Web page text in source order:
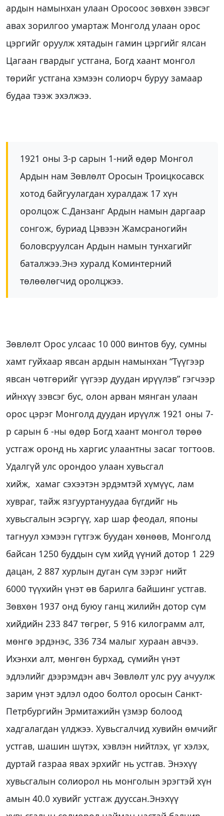
ардын намынхан улаан Оросоос зөвхөн зэвсэг
авах зорилгоо умартаж Монголд улаан орос
цэргийг оруулж хятадын гамин цэргийг ялсан
Цагаан гвардыг устгана, Богд хаант монгол
төрийг устгана хэмээн солиорч буруу замаар
будаа тээж эхэлжээ.
1921 оны 3-р сарын 1-ний өдөр Монгол
Ардын нам Зөвлөлт Оросын Троицкосавск
хотод байгуулагдан хуралдаж 17 хүн
оролцож С.Данзанг Ардын намын даргаар
сонгож, буриад Цэвээн Жамсраногийн
боловсруулсан Ардын намын тунхагийг
баталжээ.Энэ хуралд Коминтерний
төлөөлөгчид оролцжээ.
Зөвлөлт Орос улсаас 10 000 винтов буу, сумны
хамт гуйхаар явсан ардын намынхан “Түүгээр
явсан чөтгөрийг үүгээр дуудан ирүүлэв” гэгчээр
ийнхүү зэвсэг бус, олон арван мянган улаан
орос цэрэг Монголд дуудан ирүүлж 1921 оны 7-
р сарын 6 -ны өдөр Богд хаант монгол төрөө
устгаж оронд нь харгис улаантны засаг тогтоов.
Удалгүй улс орондоо улаан хувьсгал
хийж, хамаг сэхээтэн эрдэмтэй хүмүүс, лам
хувраг, тайж язгууртануудаа бүгдийг нь
хувьсгалын эсэргүү, хар шар феодал, японы
тагнуул хэмээн гүтгэж буудан хөнөөв, Монголд
байсан 1250 буддын сүм хийд үүний дотор 1 229
дацан, 2 887 хурлын дуган сүм зэрэг нийт
6000 түүхийн үнэт өв барилга байшинг устгав.
Зөвхөн 1937 онд буюу ганц жилийн дотор сүм
хийдийн 233 847 төгрөг, 5 916 килограмм алт,
мөнгө эрдэнэс, 336 734 малыг хураан авчээ.
Ихэнхи алт, мөнгөн бурхад, сүмийн үнэт
эдлэлийг дээрэмдэн авч Зөвлөлт улс руу ачуулж
зарим үнэт эдлэл одоо болтол оросын Санкт-
Петрбургийн Эрмитажийн үзмэр болоод
хадгалагдан үлджээ. Хувьсгалчид хувийн өмчийг
устгав, шашин шүтэх, хэвлэн нийтлэх, үг хэлэх,
дуртай газраа явах эрхийг нь устгав. Энэхүү
хувьсгалын солиорол нь монголын эрэгтэй хүн
амын 40.0 хувийг устгаж дууссан.Энэхүү